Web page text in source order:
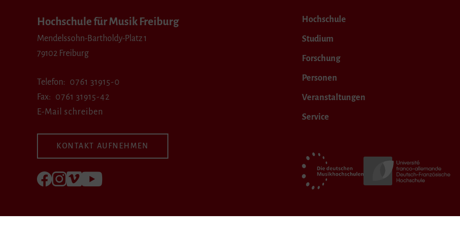
Hochschule für Musik Freiburg
Mendelssohn-Bartholdy-Platz 1
79102 Freiburg
Telefon
0761 31915-0
Fax
0761 31915-42
E-Mail schreiben
KONTAKT AUFNEHMEN
Folgen Sie uns auf Facebook
Folgen Sie uns auf Instagram
Besuchen Sie uns bei Vimeo
Hochschule
Studium
Forschung
Personen
Veranstaltungen
Service